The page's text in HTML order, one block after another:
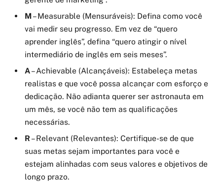
M– Measurable (Mensuráveis): Defina como você
vai medir seu progresso. Em vez de “quero
aprender inglês”, defina “quero atingir o nível
intermediário de inglês em seis meses”.
A– Achievable (Alcançáveis): Estabeleça metas
realistas e que você possa alcançar com esforço e
dedicação. Não adianta querer ser astronauta em
um mês, se você não tem as qualificações
necessárias.
R – Relevant (Relevantes): Certifique-se de que
suas metas sejam importantes para você e
estejam alinhadas com seus valores e objetivos de
longo prazo.